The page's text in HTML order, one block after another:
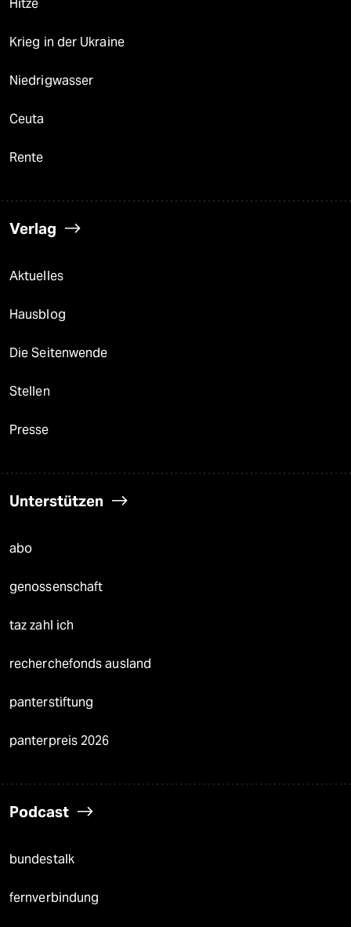
Hitze
Krieg in der Ukraine
Niedrigwasser
Ceuta
Rente
Verlag
Aktuelles
Hausblog
Die Seitenwende
Stellen
Presse
Unterstützen
abo
genossenschaft
taz zahl ich
recherchefonds ausland
panterstiftung
panterpreis 2026
Podcast
bundestalk
fernverbindung